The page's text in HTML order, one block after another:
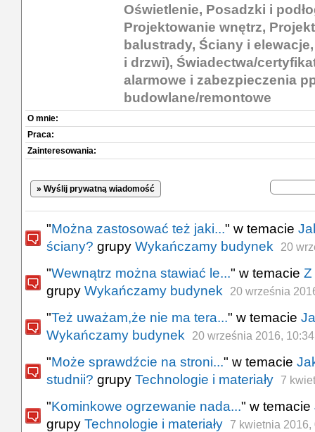
Oświetlenie, Posadzki i
Projektowanie wnętrz,
balustrady, Ściany i
i drzwi), Świadectwa/
alarmowe i zabezpieczenia
budowlane/remontowe
O mnie:
Praca:
Zainteresowania:
» Wyślij prywatną wiadomość
"Można zastosować też jaki..." w temacie
ściany? grupy Wykańczamy budynek 20
"Wewnątrz można stawiać le..." w temacie Z
grupy Wykańczamy budynek 20 września
"Też uważam,że nie ma tera..." w temacie
Wykańczamy budynek
20 września 2016, 10:34
"Może sprawdźcie na stroni..." w temacie
studnii? grupy Technologie i materiały 7
"Kominkowe ogrzewanie nada..." w temacie
grupy Technologie i materiały 7 kwietnia 2016,